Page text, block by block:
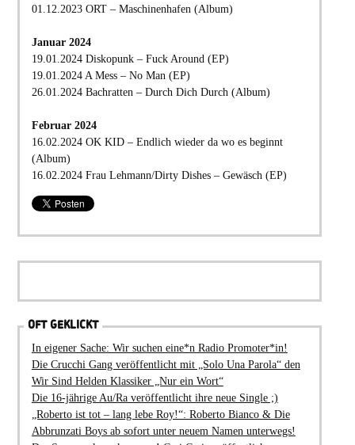
01.12.2023 ORT – Maschinenhafen (Album)
Januar 2024
19.01.2024 Diskopunk – Fuck Around (EP)
19.01.2024 A Mess – No Man (EP)
26.01.2024 Bachratten – Durch Dich Durch (Album)
Februar 2024
16.02.2024 OK KID – Endlich wieder da wo es beginnt
(Album)
16.02.2024 Frau Lehmann/Dirty Dishes – Gewäsch (EP)
OFT GEKLICKT
In eigener Sache: Wir suchen eine*n Radio Promoter*in!
Die Crucchi Gang veröffentlicht mit „Solo Una Parola“ den
Wir Sind Helden Klassiker „Nur ein Wort“
Die 16-jährige Au/Ra veröffentlicht ihre neue Single ;)
„Roberto ist tot – lang lebe Roy!“: Roberto Bianco & Die
Abbrunzati Boys ab sofort unter neuem Namen unterwegs!